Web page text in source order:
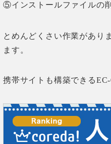
⑤インストールファイルの
とめんどくさい作業があり
ます。
携帯サイトも構築できる